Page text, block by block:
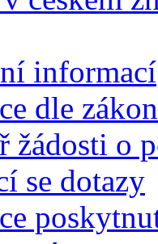
informací
dle
žádosti o
se dotazy